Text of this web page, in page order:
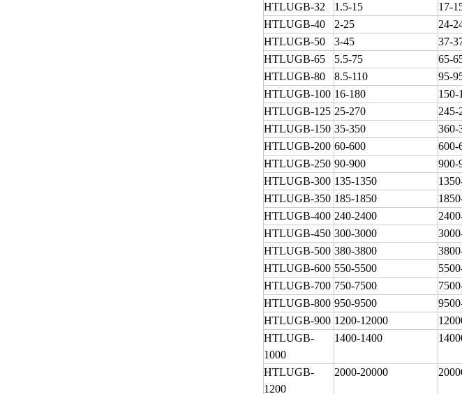
HTLUGB-32
1.5-15 17-
HTLUGB-40
2-25 24-
HTLUGB-50
3-45 37-
HTLUGB-65
5.5-75 65-
HTLUGB-80
8.5-110 95-
HTLUGB-100 16-180 150-
HTLUGB-125 25-270 245-
HTLUGB-150 35-350 360-
HTLUGB-200 60-600 600-
HTLUGB-250 90-900 900-
HTLUGB-300 135-1350
HTLUGB-350 185-1850
HTLUGB-400 240-2400
HTLUGB-450 300-3000
HTLUGB-500 380-3800
HTLUGB-600 550-5500
HTLUGB-700 750-7500
HTLUGB-800 950-9500
HTLUGB-900 1200-12000
HTLUGB-
1000
1400-1400
HTLUGB-
1200
2000-20000